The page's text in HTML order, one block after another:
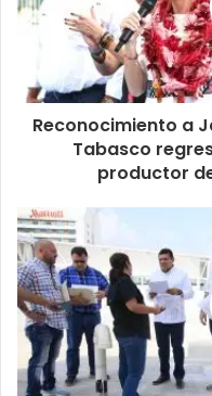
Reconocimiento a
Tabasco
productor